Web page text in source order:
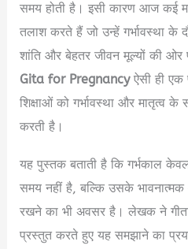
समय होती है। इसी कारण आज कई
तलाश करते हैं जो उन्हें गर्भावस्था के
शांति और बेहतर जीवन मूल्यों की
Gita for Pregnancyऐसी ही एक
शिक्षाओं को गर्भावस्था और मातृत्व
करती है।
यह पुस्तक बताती है कि गर्भकाल
समय नहीं है, बल्कि उसके
रखने का भी अवसर है। लेखक ने गीता
प्रस्तुत करते हुए यह समझाने का